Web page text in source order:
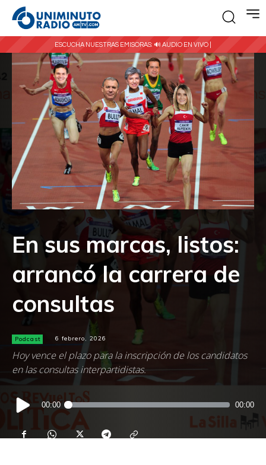
ESCUCHA NUESTRAS EMISORAS: 🔊 AUDIO EN VIVO |
En sus marcas, listos:
arrancó la carrera de
consultas
Podcast 6 febrero, 2026
Hoy vence el plazo para la inscripción de los candidatos
en las consultas interpartidistas.
Reproductor
de
00:00 00:00